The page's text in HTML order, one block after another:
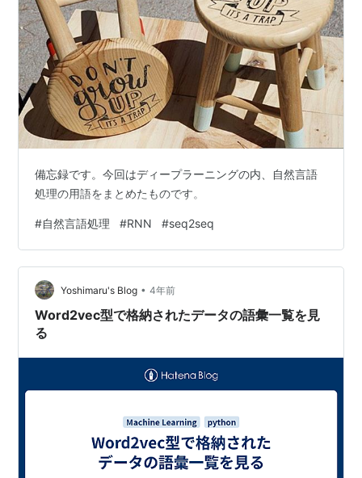
備忘録です。今回はディープラーニングの内、自然言語
処理の用語をまとめたものです。
#自然言語処理 #RNN #seq2seq
Yoshimaru's Blog • 4年前
Word2vec型で格納されたデータの語彙一覧を見
る